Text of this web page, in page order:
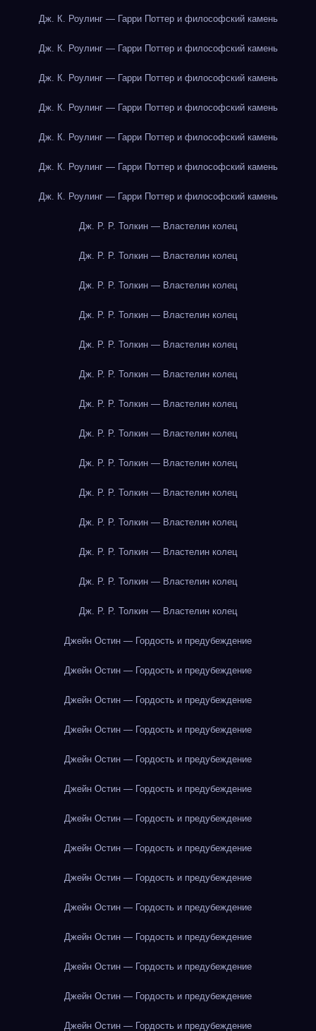
Дж. К. Роулинг — Гарри Поттер и философский камень
Дж. К. Роулинг — Гарри Поттер и философский камень
Дж. К. Роулинг — Гарри Поттер и философский камень
Дж. К. Роулинг — Гарри Поттер и философский камень
Дж. К. Роулинг — Гарри Поттер и философский камень
Дж. К. Роулинг — Гарри Поттер и философский камень
Дж. К. Роулинг — Гарри Поттер и философский камень
Дж. Р. Р. Толкин — Властелин колец
Дж. Р. Р. Толкин — Властелин колец
Дж. Р. Р. Толкин — Властелин колец
Дж. Р. Р. Толкин — Властелин колец
Дж. Р. Р. Толкин — Властелин колец
Дж. Р. Р. Толкин — Властелин колец
Дж. Р. Р. Толкин — Властелин колец
Дж. Р. Р. Толкин — Властелин колец
Дж. Р. Р. Толкин — Властелин колец
Дж. Р. Р. Толкин — Властелин колец
Дж. Р. Р. Толкин — Властелин колец
Дж. Р. Р. Толкин — Властелин колец
Дж. Р. Р. Толкин — Властелин колец
Дж. Р. Р. Толкин — Властелин колец
Джейн Остин — Гордость и предубеждение
Джейн Остин — Гордость и предубеждение
Джейн Остин — Гордость и предубеждение
Джейн Остин — Гордость и предубеждение
Джейн Остин — Гордость и предубеждение
Джейн Остин — Гордость и предубеждение
Джейн Остин — Гордость и предубеждение
Джейн Остин — Гордость и предубеждение
Джейн Остин — Гордость и предубеждение
Джейн Остин — Гордость и предубеждение
Джейн Остин — Гордость и предубеждение
Джейн Остин — Гордость и предубеждение
Джейн Остин — Гордость и предубеждение
Джейн Остин — Гордость и предубеждение